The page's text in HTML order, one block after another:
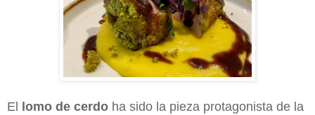
El lomo de cerdo ha sido la pieza protagonista de la